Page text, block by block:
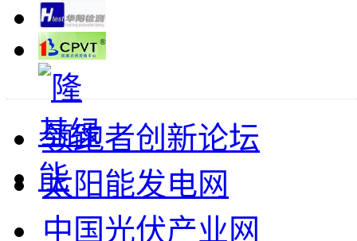
领跑者创新论坛
太阳能发电网
中国光伏产业网